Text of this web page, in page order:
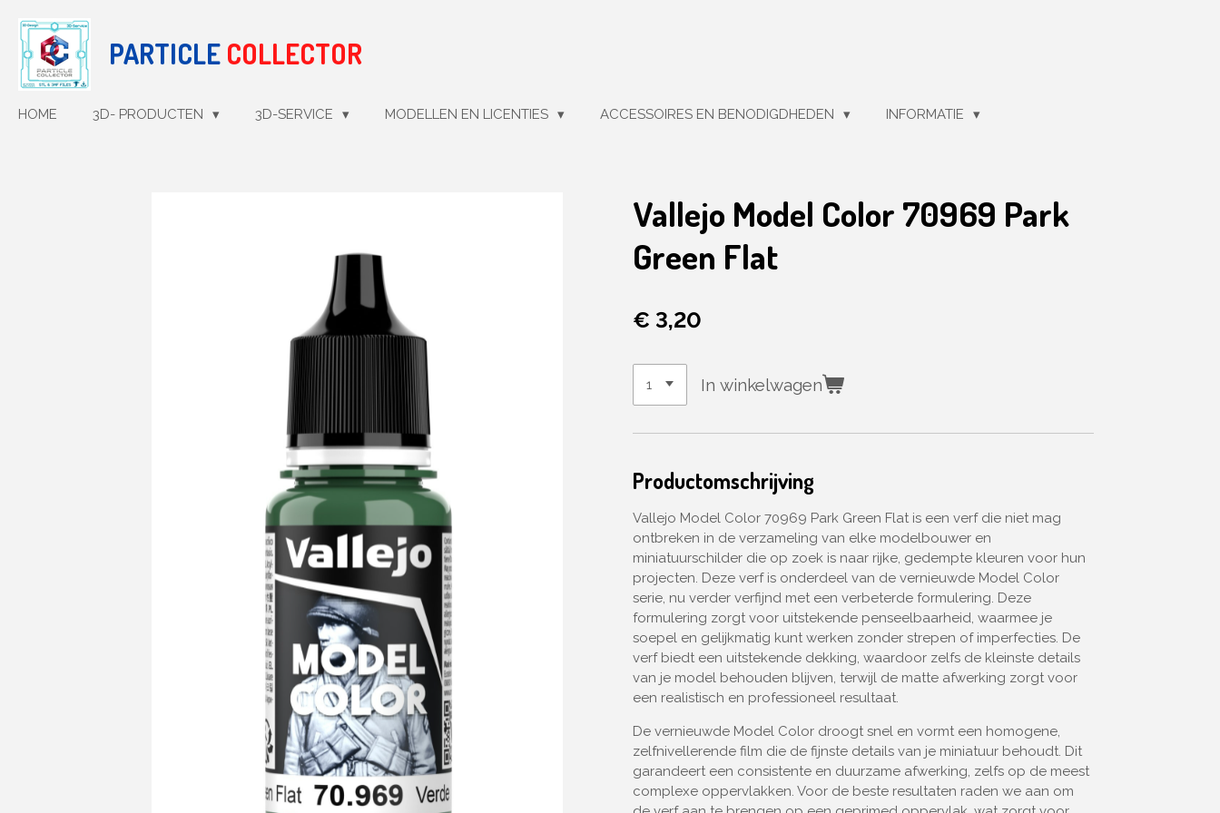
Ga
direct
naar
PARTICLE COLLECTOR
HOME 3D- PRODUCTEN 3D-SERVICE MODELLEN EN LICENTIES ACCESSOIRES EN BENODIGDHEDEN INFORMATIE
Vallejo Model Color 70969 Park
Green Flat
€ 3,20
In winkelwagen
Productomschrijving
Vallejo Model Color 70969 Park Green Flat is een verf die niet mag
ontbreken in de verzameling van elke modelbouwer en
miniatuurschilder die op zoek is naar rijke, gedempte kleuren voor hun
projecten. Deze verf is onderdeel van de vernieuwde Model Color
serie, nu verder verfijnd met een verbeterde formulering. Deze
formulering zorgt voor uitstekende penseelbaarheid, waarmee je
soepel en gelijkmatig kunt werken zonder strepen of imperfecties. De
verf biedt een uitstekende dekking, waardoor zelfs de kleinste details
van je model behouden blijven, terwijl de matte afwerking zorgt voor
een realistisch en professioneel resultaat.
De vernieuwde Model Color droogt snel en vormt een homogene,
zelfnivellerende film die de fijnste details van je miniatuur behoudt. Dit
garandeert een consistente en duurzame afwerking, zelfs op de meest
complexe oppervlakken. Voor de beste resultaten raden we aan om